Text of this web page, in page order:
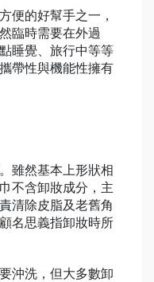
便的好幫手之一，
臨時需要在外過
睡覺、旅行中等等
帶性與機能性擁有
雖然基本上形狀相
不含卸妝成分，主
清除皮脂及老舊角
名思義指卸妝時所
沖洗，但大多數卸